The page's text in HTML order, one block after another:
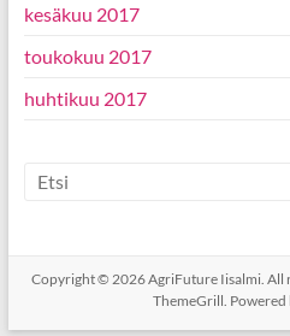
kesäkuu 2017
toukokuu 2017
huhtikuu 2017
Copyright © 2026AgriFuture Iisalmi .
ThemeGrill.